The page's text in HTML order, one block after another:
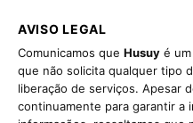
AVISO LEGAL
Comunicamos que Husuy é
que não solicita qualquer tipo
liberação de serviços. Apesar
continuamente para garantir a